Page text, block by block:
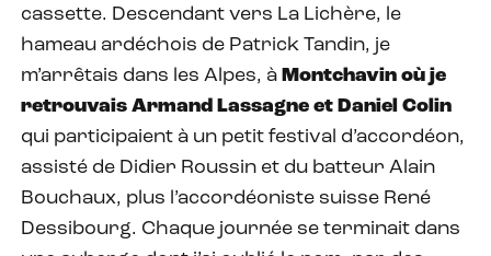
cassette. Descendant vers La Lichère, le
hameau ardéchois de Patrick Tandin, je
m’arrêtais dans les Alpes, à Montchavin où je
retrouvais Armand Lassagne et Daniel Colin
qui participaient à un petit festival d’accordéon,
assisté de Didier Roussin et du batteur Alain
Bouchaux, plus l’accordéoniste suisse René
Dessibourg. Chaque journée se terminait dans